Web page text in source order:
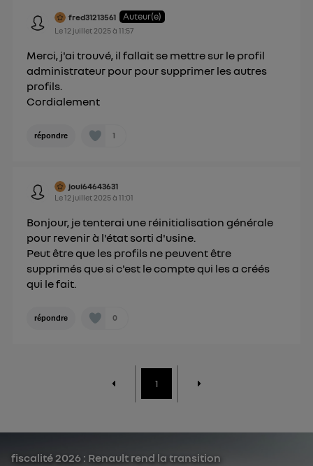
fred31213561 Auteur(e)
Le12 juillet 2025à11:57
Merci, j'ai trouvé, il fallait se mettre sur le profil
administrateur pour pour supprimer les autres
profils.
Cordialement
répondre 1
joui64643631
Le12 juillet 2025à11:01
Bonjour, je tenterai une réinitialisation générale
pour revenir à l'état sorti d'usine.
Peut être que les profils ne peuvent être
supprimés que si c'est le compte qui les a créés
qui le fait.
répondre 0
1
fiscalité 2026 : Renault rend la transition